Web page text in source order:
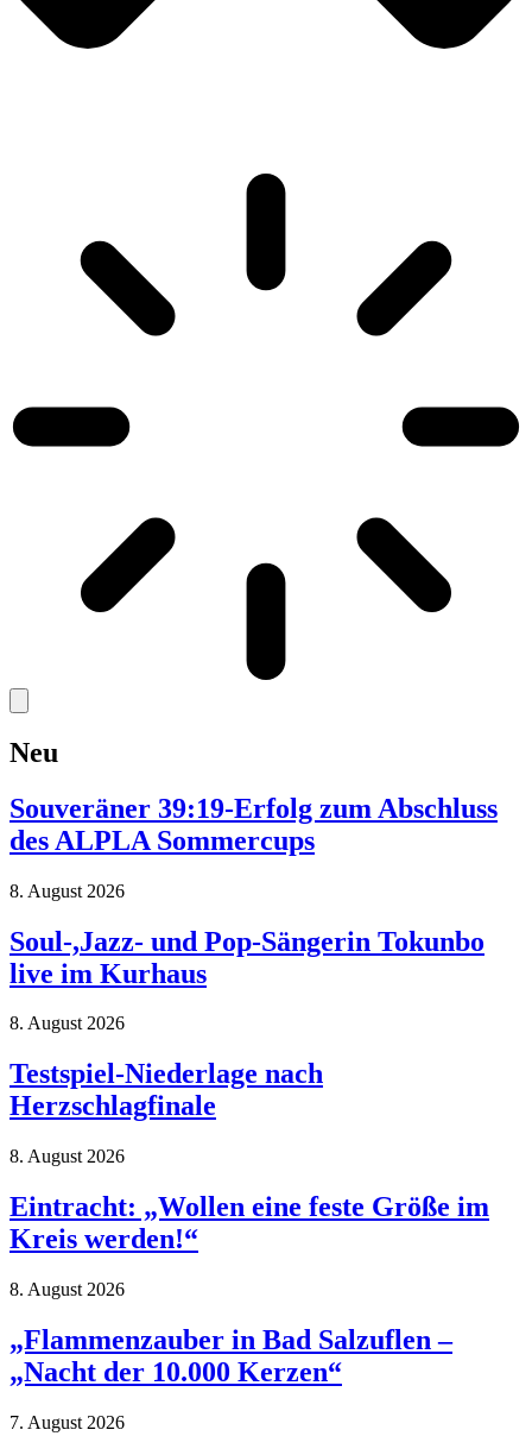
Neu
Souveräner 39:19-Erfolg zum Abschluss
des ALPLA Sommercups
8. August 2026
Soul-,Jazz- und Pop-Sängerin Tokunbo
live im Kurhaus
8. August 2026
Testspiel-Niederlage nach
Herzschlagfinale
8. August 2026
Eintracht: „Wollen eine feste Größe im
Kreis werden!“
8. August 2026
„Flammenzauber in Bad Salzuflen –
„Nacht der 10.000 Kerzen“
7. August 2026